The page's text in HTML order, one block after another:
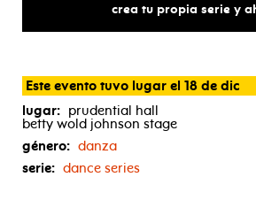
crea tu propia serie y
Este evento tuvo lugar el 18 de dic
lugar: prudential hall
betty wold johnson stage
género: danza
serie: dance series